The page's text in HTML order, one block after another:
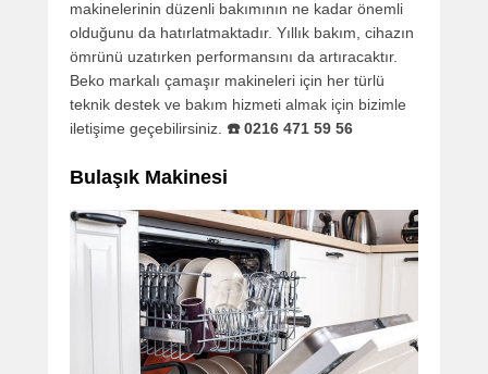
makinelerinin düzenli bakımının ne kadar önemli
olduğunu da hatırlatmaktadır. Yıllık bakım, cihazın
ömrünü uzatırken performansını da artıracaktır.
Beko markalı çamaşır makineleri için her türlü
teknik destek ve bakım hizmeti almak için bizimle
iletişime geçebilirsiniz. ☎️ 0216 471 59 56
Bulaşık Makinesi